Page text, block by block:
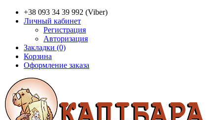
+38 093 34 39 992 (Viber)
Личный кабинет
Регистрация
Авторизация
Закладки (0)
Корзина
Оформление заказа